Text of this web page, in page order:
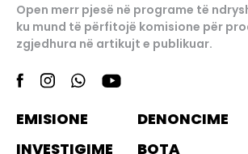
Open merr pjesë në programe të
ku mund të përfitojë komisione për
zgjedhura në artikujt e publikuar.
EMISIONE
INVESTIGIME
DENONCIME
BOTA